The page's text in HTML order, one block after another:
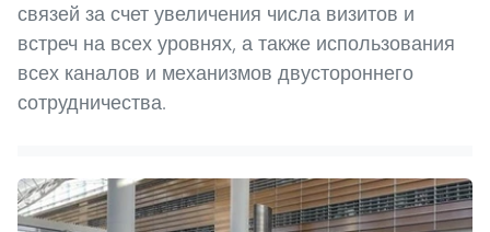
связей за счет увеличения числа визитов и
встреч на всех уровнях, а также использования
всех каналов и механизмов двустороннего
сотрудничества.